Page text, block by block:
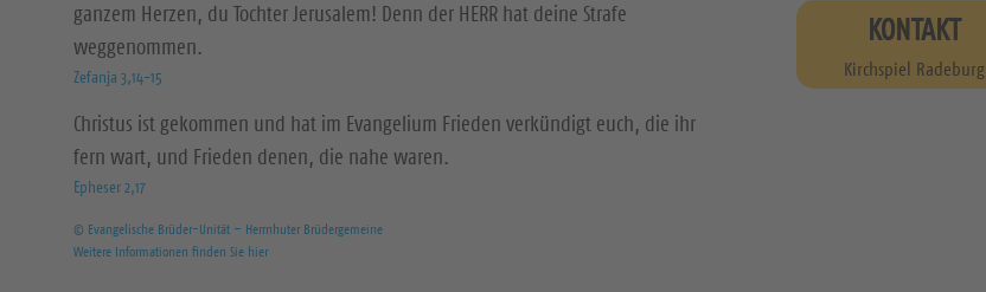
ganzem Herzen, du Tochter Jerusalem! Denn der HERR hat deine Strafe
weggenommen.
Zefanja 3,14-15
Christus ist gekommen und hat im Evangelium Frieden verkündigt euch, die ihr
fern wart, und Frieden denen, die nahe waren.
Epheser 2,17
© Evangelische Brüder-Unität – Herrnhuter Brüdergemeine
Weitere Informationen finden Sie hier
KONTAKT
Kirchspiel Radeburg